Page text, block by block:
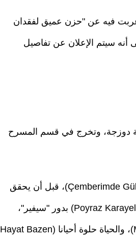
فيه عن "حزن عميق لفقدان
أنه سيتم الإعلان عن تفاصيل
أرسلان في 4 نوفمبر/تشرين الثاني 1980 في مدينة دوزجة، وتخرج في قسم المسرح
وبدأ مسيرته الفنية عام 2004 عبر مسلسل تشمبريمدي غول أويا (Çemberimde Gül Oya)، قبل أن يحقق
شهرة واسعة من خلال أدواره في أعمال بارزة، من بينها بويراز كارايل (Poyraz Karayel) بدور "سيفير"،
وهاتيرلا سيفغيلي (Hatırla Sevgili)، والقرن العظيم (Muhteşem Yüzyıl)، والحياة حلوة أحيانا (Hayat Bazen